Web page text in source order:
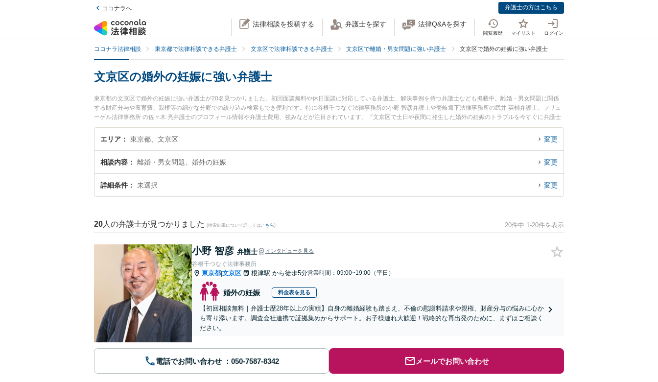
ココナラへ 弁護士の方はこちら
法律相談を投稿する 弁護士を探す 法律Q&Aを探す
閲覧履歴 マイリスト ログイン
ココナラ法律相談 東京都で法律相談できる弁護士 文京区で法律相談できる弁護士 文京区で離婚・男女問題に強い弁護士 文京区で婚外の妊娠に強い弁護士
文京区の婚外の妊娠に強い弁護士
東京都の文京区で婚外の妊娠に強い弁護士が20名見つかりました。初回面談無料や休日面談に対応している弁護士、解決事例を持つ弁護士なども掲載中。離婚・男女問題に関係
する財産分与や養育費、親権等の細かな分野での絞り込み検索もでき便利です。特に谷根千つなぐ法律事務所の小野 智彦弁護士や壱岐坂下法律事務所の武井 英輔弁護士、フリュ
ーゲル法律事務所 の佐々木 亮弁護士のプロフィール情報や弁護士費用、強みなどが注目されています。『文京区で土日や夜間に発生した婚外の妊娠のトラブルを今すぐに弁護士
に相談したい』『婚外の妊娠のトラブル解決の実績豊富な近くの弁護士を検索したい』『初回相談無料で婚外の妊娠を法律相談できる文京区内の弁護士に相談予約したい』などで
お困りの相談者さんにおすすめです。
エリア 東京都、文京区 変更
相談内容 離婚・男女問題、婚外の妊娠 変更
詳細条件 未選択 変更
20 人の弁護士が見つかりました (検索結果について詳しくは こちら) 20件中 1-20件を表示
小野 智彦 弁護士 インタビューを見る
谷根千つなぐ法律事務所
東京都|文京区 根津駅 から徒歩5分営業時間：09:00~19:00（平日）
婚外の妊娠 料金表を見る
【初回相談無料｜弁護士歴28年以上の実績】自身の離婚経験も踏まえ、不倫の慰謝料請求や親権、財産分与の悩みに心か
ら寄り添います。調査会社連携で証拠集めからサポート。お子様連れ大歓迎！戦略的な再出発のために、まずはご相談く
ださい。
電話でお問い合わせ メールでお問い合わせ